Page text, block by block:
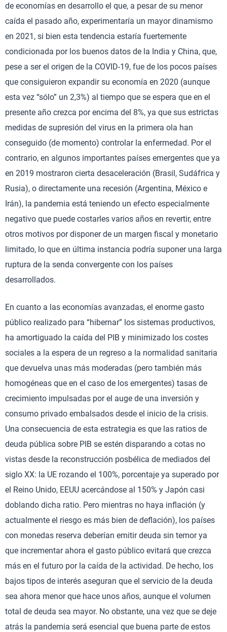
de economías en desarrollo el que, a pesar de su menor
caída el pasado año, experimentaría un mayor dinamismo
en 2021, si bien esta tendencia estaría fuertemente
condicionada por los buenos datos de la India y China, que,
pese a ser el origen de la COVID-19, fue de los pocos países
que consiguieron expandir su economía en 2020 (aunque
esta vez “sólo” un 2,3%) al tiempo que se espera que en el
presente año crezca por encima del 8%, ya que sus estrictas
medidas de supresión del virus en la primera ola han
conseguido (de momento) controlar la enfermedad. Por el
contrario, en algunos importantes países emergentes que ya
en 2019 mostraron cierta desaceleración (Brasil, Sudáfrica y
Rusia), o directamente una recesión (Argentina, México e
Irán), la pandemia está teniendo un efecto especialmente
negativo que puede costarles varios años en revertir, entre
otros motivos por disponer de un margen fiscal y monetario
limitado, lo que en última instancia podría suponer una larga
ruptura de la senda convergente con los países
desarrollados.
En cuanto a las economías avanzadas, el enorme gasto
público realizado para “hibernar” los sistemas productivos,
ha amortiguado la caída del PIB y minimizado los costes
sociales a la espera de un regreso a la normalidad sanitaria
que devuelva unas más moderadas (pero también más
homogéneas que en el caso de los emergentes) tasas de
crecimiento impulsadas por el auge de una inversión y
consumo privado embalsados desde el inicio de la crisis.
Una consecuencia de esta estrategia es que las ratios de
deuda pública sobre PIB se estén disparando a cotas no
vistas desde la reconstrucción posbélica de mediados del
siglo XX: la UE rozando el 100%, porcentaje ya superado por
el Reino Unido, EEUU acercándose al 150% y Japón casi
doblando dicha ratio. Pero mientras no haya inflación (y
actualmente el riesgo es más bien de deflación), los países
con monedas reserva deberían emitir deuda sin temor ya
que incrementar ahora el gasto público evitará que crezca
más en el futuro por la caída de la actividad. De hecho, los
bajos tipos de interés aseguran que el servicio de la deuda
sea ahora menor que hace unos años, aunque el volumen
total de deuda sea mayor. No obstante, una vez que se deje
atrás la pandemia será esencial que buena parte de estos